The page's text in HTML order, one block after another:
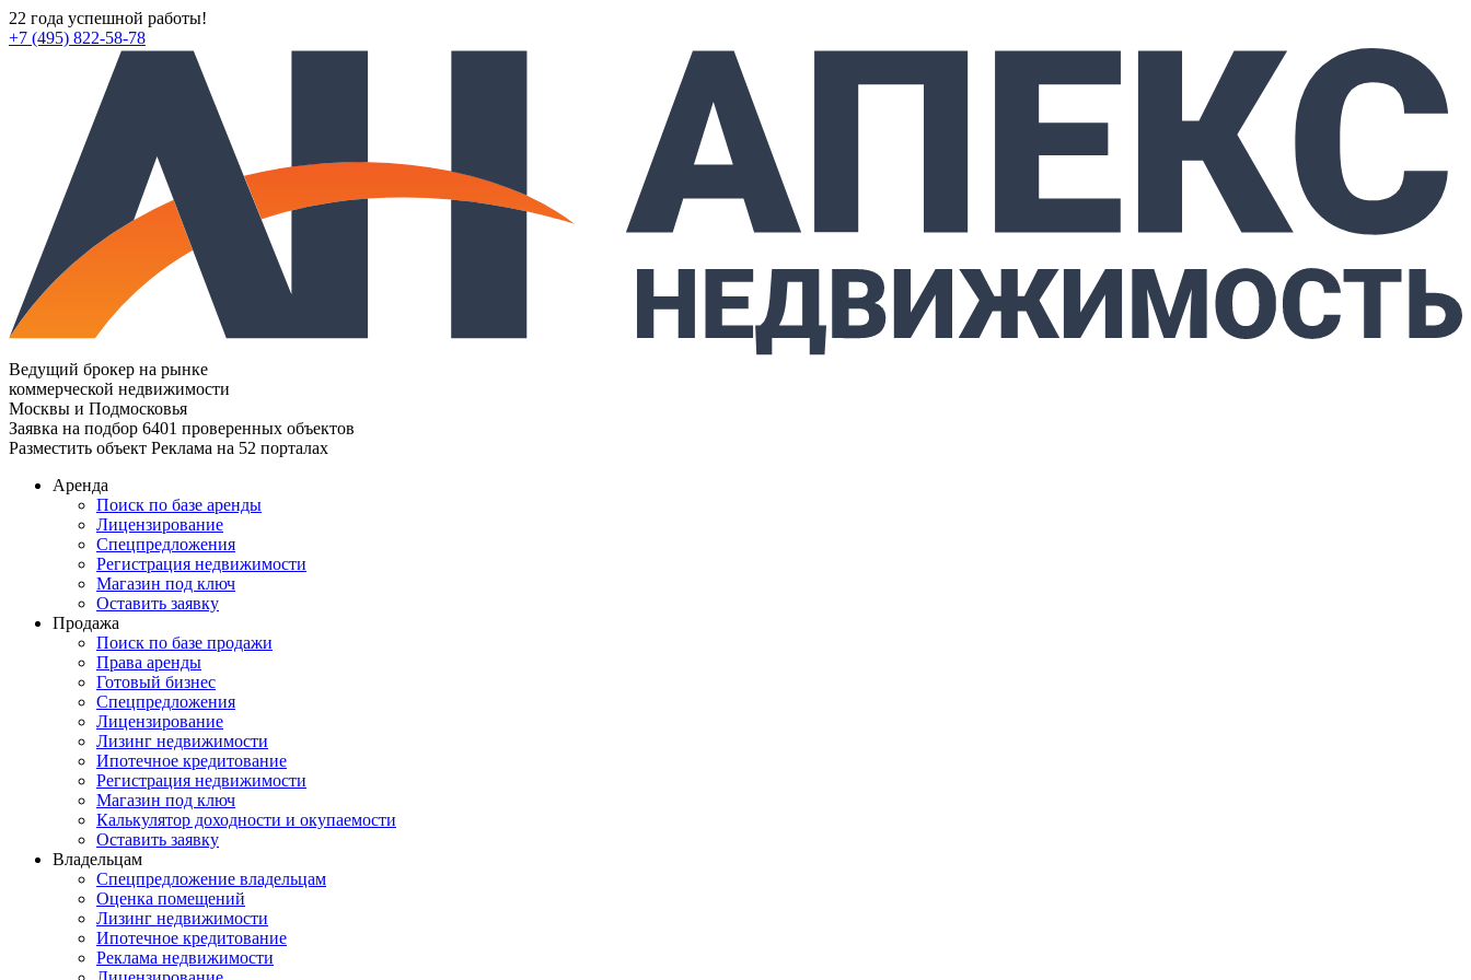
22 года успешной работы!
+7 (495) 822-58-78
Ведущий брокер на рынке
коммерческой недвижимости
Москвы и Подмосковья
Заявка на подбор 6401 проверенных объектов
Разместить объект Реклама на 52 порталах
Аренда
Поиск по базе аренды
Лицензирование
Спецпредложения
Регистрация недвижимости
Магазин под ключ
Оставить заявку
Продажа
Поиск по базе продажи
Права аренды
Готовый бизнес
Спецпредложения
Лицензирование
Лизинг недвижимости
Ипотечное кредитование
Регистрация недвижимости
Магазин под ключ
Калькулятор доходности и окупаемости
Оставить заявку
Владельцам
Спецпредложение владельцам
Оценка помещений
Лизинг недвижимости
Ипотечное кредитование
Реклама недвижимости